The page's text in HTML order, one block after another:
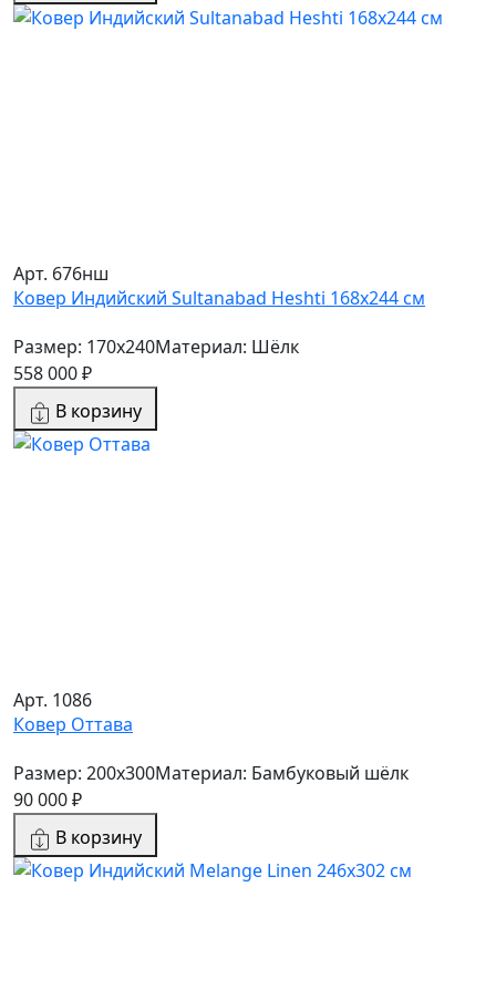
Арт. 676нш
Ковер Индийский Sultanabad Heshti 168x244 см
Размер: 170x240Материал: Шёлк
558 000 ₽
В корзину
Арт. 1086
Ковер Оттава
Размер: 200x300Материал: Бамбуковый шёлк
90 000 ₽
В корзину